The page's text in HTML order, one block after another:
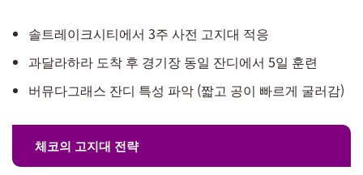
솔트레이크시티에서 3주 사전 고지대 적응
과달라하라 도착 후 경기장 동일 잔디에서 5일 훈련
버뮤다그래스 잔디 특성 파악 (짧고 공이 빠르게 굴러감)
체코의 고지대 전략